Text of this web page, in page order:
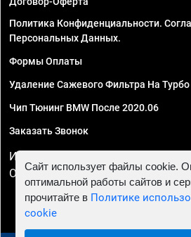
Политика Конфиденциальности.
Персональных Данных.
Формы Оплаты
Удаление Сажевого Фильтра На
Чип Тюнинг BMW После 2020.06
Заказать Звонок
ИП Смирнов Георгий Павлович.
ОГРНИП 324470400032610
Сайт использует файлы cookie.
оптимальной работы сайтов и
прочитайте в Политике
cookie